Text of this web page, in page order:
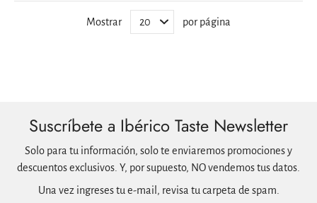
Mostrar por página
Suscríbete a Ibérico Taste Newsletter
Solo para tu información, solo te enviaremos promociones y
descuentos exclusivos. Y, por supuesto, NO vendemos tus datos.
Una vez ingreses tu e-mail, revisa tu carpeta de spam.